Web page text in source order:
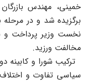
خمینی، مهندس
برگزیده شد و در
نخست وزیر پرداخت و
مخالفت ورزید.
ترکیب شورا و کابینه
سیاسی تفاوت و